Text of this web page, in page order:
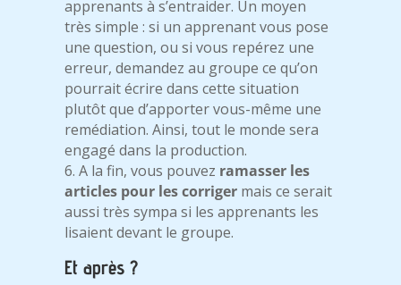
apprenants à s’entraider. Un moyen
très simple : si un apprenant vous pose
une question, ou si vous repérez une
erreur, demandez au groupe ce qu’on
pourrait écrire dans cette situation
plutôt que d’apporter vous-même une
remédiation. Ainsi, tout le monde sera
engagé dans la production.
6. A la fin, vous pouvez ramasser les
articles pour les corriger mais ce serait
aussi très sympa si les apprenants les
lisaient devant le groupe.
Et après ?